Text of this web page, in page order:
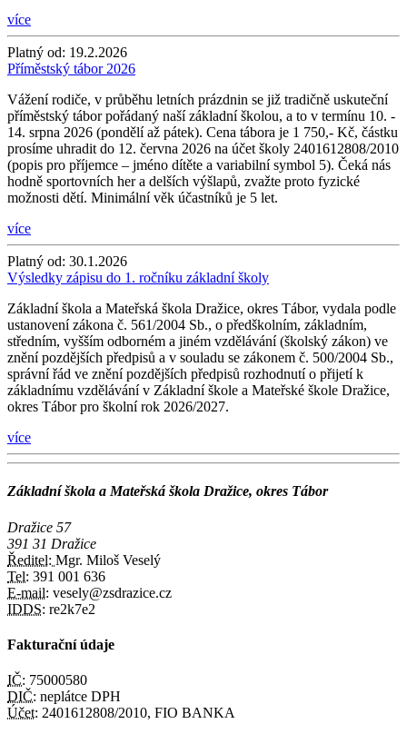
více
Platný od: 19.2.2026
Příměstský tábor 2026
Vážení rodiče, v průběhu letních prázdnin se již tradičně uskuteční
příměstský tábor pořádaný naší základní školou, a to v termínu 10. -
14. srpna 2026 (pondělí až pátek). Cena tábora je 1 750,- Kč, částku
prosíme uhradit do 12. června 2026 na účet školy 2401612808/2010
(popis pro příjemce – jméno dítěte a variabilní symbol 5). Čeká nás
hodně sportovních her a delších výšlapů, zvažte proto fyzické
možnosti dětí. Minimální věk účastníků je 5 let.
více
Platný od: 30.1.2026
Výsledky zápisu do 1. ročníku základní školy
Základní škola a Mateřská škola Dražice, okres Tábor, vydala podle
ustanovení zákona č. 561/2004 Sb., o předškolním, základním,
středním, vyšším odborném a jiném vzdělávání (školský zákon) ve
znění pozdějších předpisů a v souladu se zákonem č. 500/2004 Sb.,
správní řád ve znění pozdějších předpisů rozhodnutí o přijetí k
základnímu vzdělávání v Základní škole a Mateřské škole Dražice,
okres Tábor pro školní rok 2026/2027.
více
Základní škola a Mateřská škola Dražice, okres Tábor
Dražice 57
391 31 Dražice
Ředitel: Mgr. Miloš Veselý
Tel: 391 001 636
E-mail: vesely@zsdrazice.cz
IDDS: re2k7e2
Fakturační údaje
IČ: 75000580
DIČ: neplátce DPH
Účet: 2401612808/2010, FIO BANKA